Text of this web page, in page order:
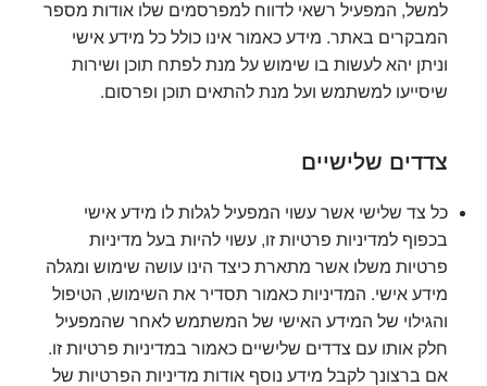
למשל, המפעיל רשאי לדווח למפרסמים שלו אודות מספר
המבקרים באתר. מידע כאמור אינו כולל כל מידע אישי
וניתן יהא לעשות בו שימוש על מנת לפתח תוכן ושירות
שיסייעו למשתמש ועל מנת להתאים תוכן ופרסום.
צדדים שלישיים
כל צד שלישי אשר עשוי המפעיל לגלות לו מידע אישי
בכפוף למדיניות פרטיות זו, עשוי להיות בעל מדיניות
פרטיות משלו אשר מתארת כיצד הינו עושה שימוש ומגלה
מידע אישי. המדיניות כאמור תסדיר את השימוש, הטיפול
והגילוי של המידע האישי של המשתמש לאחר שהמפעיל
חלק אותו עם צדדים שלישיים כאמור במדיניות פרטיות זו.
אם ברצונך לקבל מידע נוסף אודות מדיניות הפרטיות של